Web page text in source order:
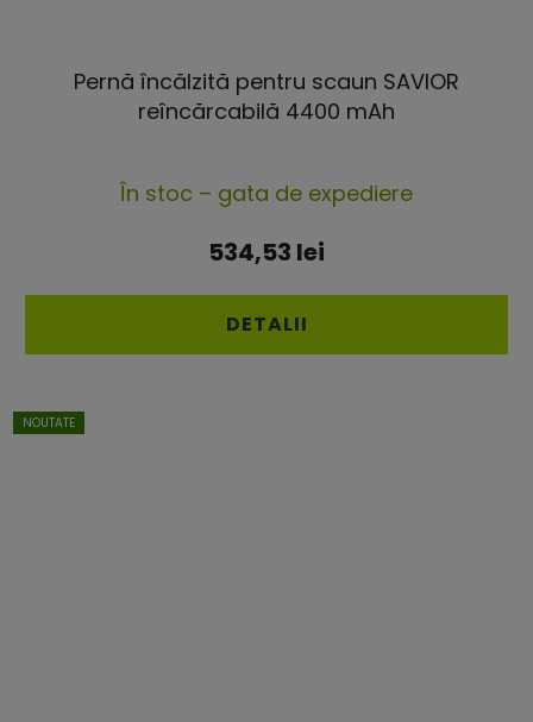
Pernă încălzită pentru scaun SAVIOR
reîncărcabilă 4400 mAh
În stoc – gata de expediere
534,53 lei
DETALII
NOUTATE